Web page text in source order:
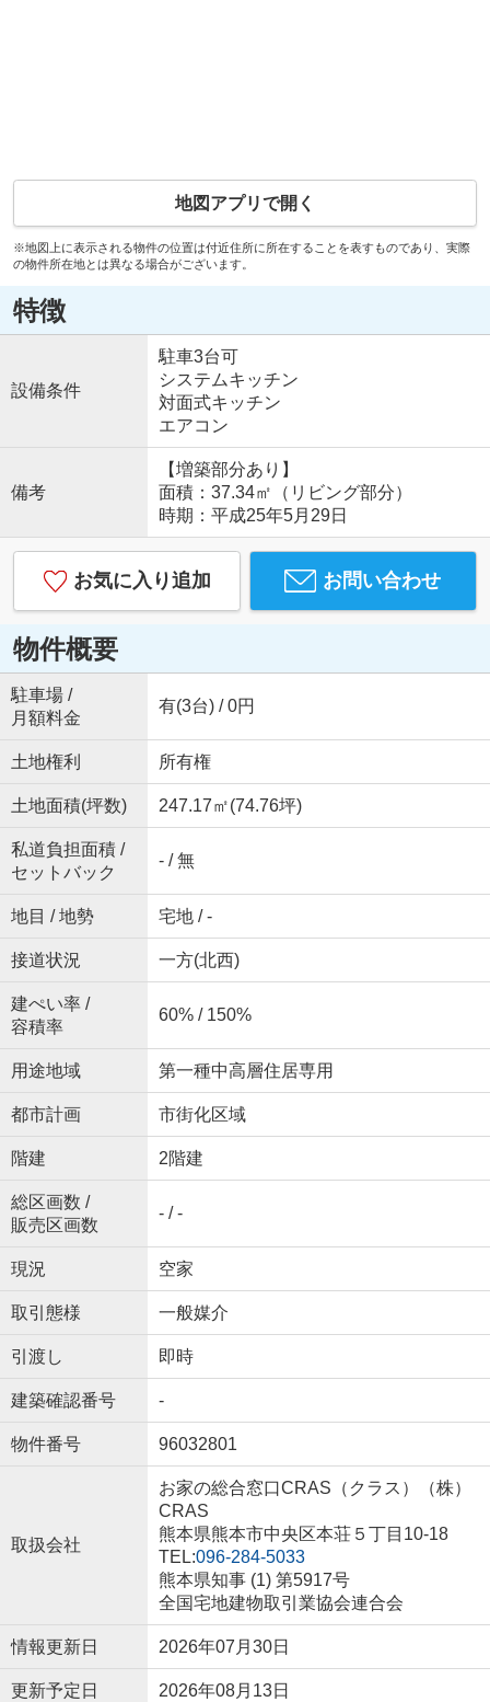
地図アプリで開く
※地図上に表示される物件の位置は付近住所に所在することを表すものであり、実際
の物件所在地とは異なる場合がございます。
特徴
設備条件
駐車3台可
システムキッチン
対面式キッチン
エアコン
備考
【増築部分あり】
面積：37.34㎡（リビング部分）
時期：平成25年5月29日
お気に入り追加 お問い合わせ
物件概要
駐車場 /
月額料金
有(3台) / 0円
土地権利 所有権
土地面積(坪数) 247.17㎡(74.76坪)
私道負担面積 /
セットバック
- / 無
地目 / 地勢 宅地 / -
接道状況 一方(北西)
建ぺい率 /
容積率
60% / 150%
用途地域 第一種中高層住居専用
都市計画 市街化区域
階建 2階建
総区画数 /
販売区画数
- / -
現況 空家
取引態様 一般媒介
引渡し 即時
建築確認番号 -
物件番号 96032801
取扱会社
お家の総合窓口CRAS（クラス）（株）
CRAS
熊本県熊本市中央区本荘５丁目10-18
TEL:096-284-5033
熊本県知事 (1) 第5917号
全国宅地建物取引業協会連合会
情報更新日 2026年07月30日
更新予定日 2026年08月13日